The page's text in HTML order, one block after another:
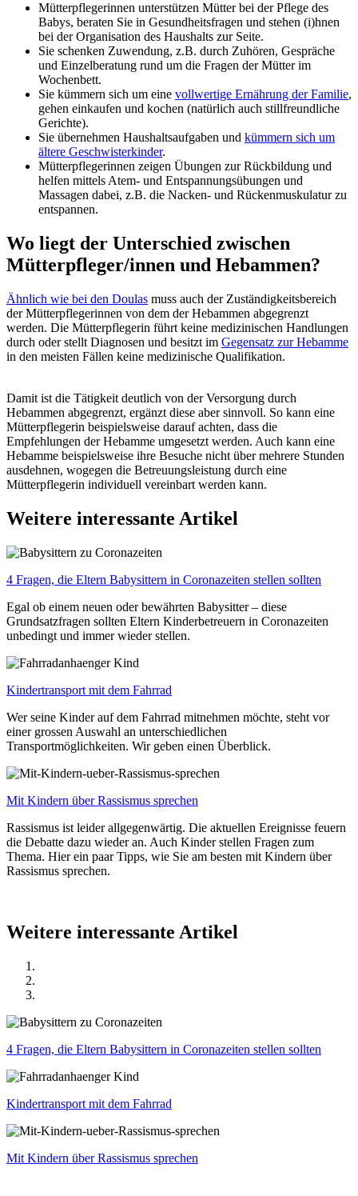
Mütterpflegerinnen unterstützen Mütter bei der Pflege des
Babys, beraten Sie in Gesundheitsfragen und stehen (i)hnen
bei der Organisation des Haushalts zur Seite.
Sie schenken Zuwendung, z.B. durch Zuhören, Gespräche
und Einzelberatung rund um die Fragen der Mütter im
Wochenbett.
Sie kümmern sich um eine vollwertige Ernährung der Familie,
gehen einkaufen und kochen (natürlich auch stillfreundliche
Gerichte).
Sie übernehmen Haushaltsaufgaben und kümmern sich um
ältere Geschwisterkinder.
Mütterpflegerinnen zeigen Übungen zur Rückbildung und
helfen mittels Atem- und Entspannungsübungen und
Massagen dabei, z.B. die Nacken- und Rückenmuskulatur zu
entspannen.
Wo liegt der Unterschied zwischen
Mütterpfleger/innen und Hebammen?
Ähnlich wie bei den Doulas muss auch der Zuständigkeitsbereich
der Mütterpflegerinnen von dem der Hebammen abgegrenzt
werden. Die Mütterpflegerin führt keine medizinischen Handlungen
durch oder stellt Diagnosen und besitzt im Gegensatz zur Hebamme
in den meisten Fällen keine medizinische Qualifikation.
Damit ist die Tätigkeit deutlich von der Versorgung durch
Hebammen abgegrenzt, ergänzt diese aber sinnvoll. So kann eine
Mütterpflegerin beispielsweise darauf achten, dass die
Empfehlungen der Hebamme umgesetzt werden. Auch kann eine
Hebamme beispielsweise ihre Besuche nicht über mehrere Stunden
ausdehnen, wogegen die Betreuungsleistung durch eine
Mütterpflegerin individuell vereinbart werden kann.
Weitere interessante Artikel
4 Fragen, die Eltern Babysittern in Coronazeiten stellen sollten
Egal ob einem neuen oder bewährten Babysitter – diese
Grundsatzfragen sollten Eltern Kinderbetreuern in Coronazeiten
unbedingt und immer wieder stellen.
Kindertransport mit dem Fahrrad
Wer seine Kinder auf dem Fahrrad mitnehmen möchte, steht vor
einer grossen Auswahl an unterschiedlichen
Transportmöglichkeiten. Wir geben einen Überblick.
Mit Kindern über Rassismus sprechen
Rassismus ist leider allgegenwärtig. Die aktuellen Ereignisse feuern
die Debatte dazu wieder an. Auch Kinder stellen Fragen zum
Thema. Hier ein paar Tipps, wie Sie am besten mit Kindern über
Rassismus sprechen.
Weitere interessante Artikel
4 Fragen, die Eltern Babysittern in Coronazeiten stellen sollten
Kindertransport mit dem Fahrrad
Mit Kindern über Rassismus sprechen